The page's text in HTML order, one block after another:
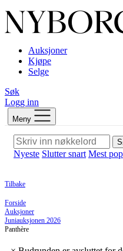
Auksjoner
Kjøpe
Selge
Søk
Logg inn
Meny
Nyeste Slutter snart Mest
Tilbake
Forside
Auksjoner
Juniauksjonen 2026
Panthère